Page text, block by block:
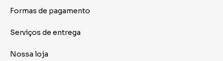
Formas de pagamento
Serviços de entrega
Nossa loja